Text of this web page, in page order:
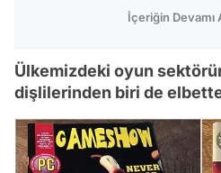
İçeriğin Devamı
Ülkemizdeki oyun
dişlilerinden biri de elbette